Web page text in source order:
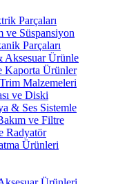
Parçaları
ve Süspansiyon
Parçaları
Ürünle
Kaporta Ürünler
Malzemeleri
ve Diski
& Ses Sistemle
ve Filtre
Radyatör
Ürünleri